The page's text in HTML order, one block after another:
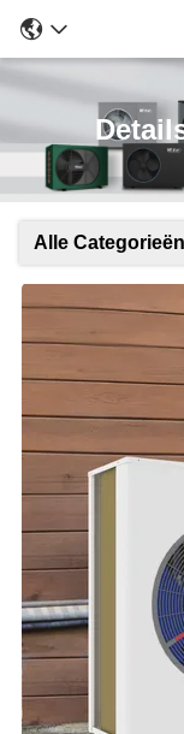
Alle Categorieën